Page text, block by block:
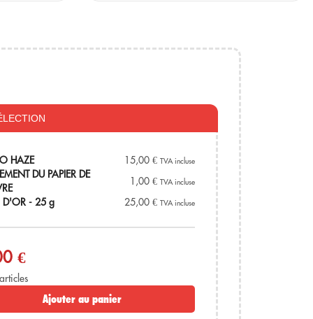
Only CBD !
HAZE 15,00 € TVA incluse
DU PAPIER DE
1,00 € TVA incluse
D'OR - 25 g 25,00 € TVA incluse
€
Ajouter au panier